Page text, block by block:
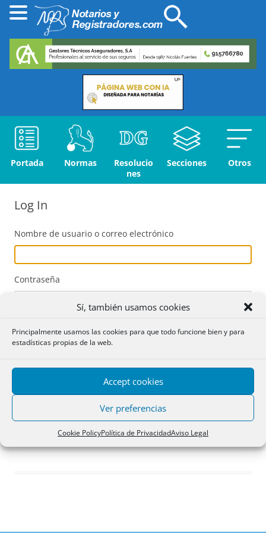
Sí, también usamos cookies
Principalmente usamos las cookies para que todo funcione bien y para
estadísticas propias de la web.
Accept cookies
Ver preferencias
Cookie PolicyPolítica de PrivacidadAviso Legal
Portada Normas
Resolucio
nes
Secciones Otros
Log In
Nombre de usuario o correo electrónico
Contraseña
Acceder
Registro
¿Has olvidado tu contraseña?